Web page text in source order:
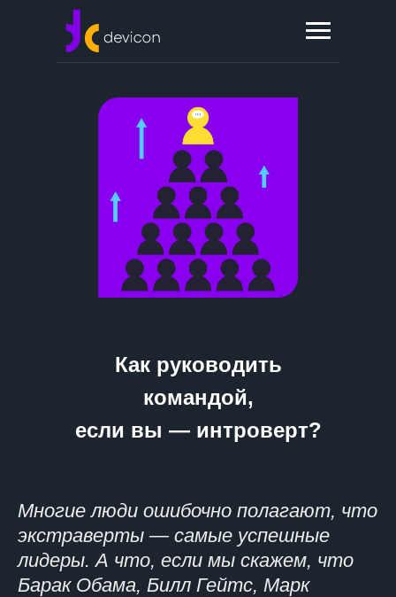
Как руководить
командой,
если вы — интроверт?
Многие люди ошибочно полагают, что
экстраверты — самые успешные
лидеры. А что, если мы скажем, что
Барак Обама, Билл Гейтс, Марк